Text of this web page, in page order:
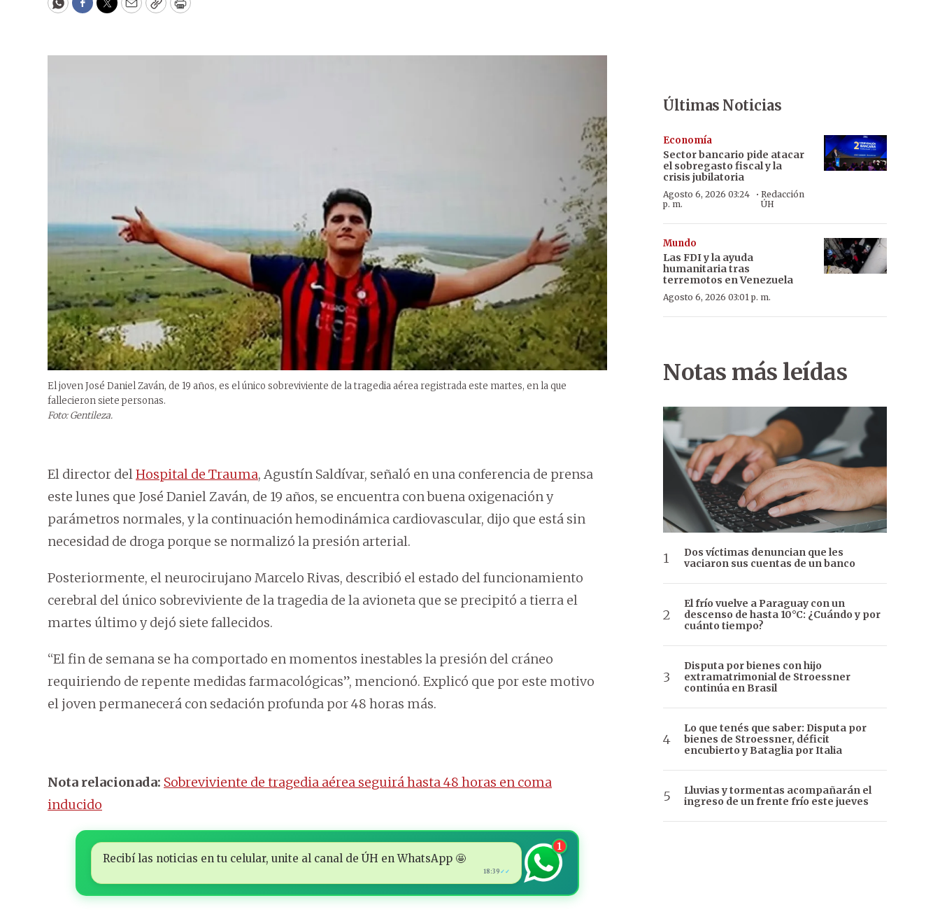
WhatsApp
Facebook
Twitter
EmailCopyPrint
El joven José Daniel Zaván, de 19 años, es el único sobreviviente de la tragedia aérea registrada este martes, en la que
fallecieron siete personas.
Foto: Gentileza.
El director delHospital de Trauma, Agustín Saldívar, señaló en una conferencia de prensa
este lunes que José Daniel Zaván, de 19 años, se encuentra con buena oxigenación y
parámetros normales, y la continuación hemodinámica cardiovascular, dijo que está sin
necesidad de droga porque se normalizó la presión arterial.
Posteriormente, el neurocirujano Marcelo Rivas, describió el estado del funcionamiento
cerebral del único sobreviviente de la tragedia de la avioneta que se precipitó a tierra el
martes último y dejó siete fallecidos.
“El fin de semana se ha comportado en momentos inestables la presión del cráneo
requiriendo de repente medidas farmacológicas”, mencionó. Explicó que por este motivo
el joven permanecerá con sedación profunda por 48 horas más.
Nota relacionada: Sobreviviente de tragedia aérea seguirá hasta 48 horas en coma
inducido
Recibí las noticias en tu celular, unite al canal de ÚH en WhatsApp 🤩
18:39 ✓✓
1
Últimas Noticias
Economía
Sector bancario pide atacar
el sobregasto fiscal y la
crisis jubilatoria
Agosto 6, 2026 03:24
p. m.
· Redacción
ÚH
Mundo
Las FDI y la ayuda
humanitaria tras
terremotos en Venezuela
Agosto 6, 2026 03:01 p. m.
Notas más leídas
Dos víctimas denuncian que les
vaciaron sus cuentas de un banco
El frío vuelve a Paraguay con un
descenso de hasta 10°C: ¿Cuándo y por
cuánto tiempo?
Disputa por bienes con hijo
extramatrimonial de Stroessner
continúa en Brasil
Lo que tenés que saber: Disputa por
bienes de Stroessner, déficit
encubierto y Bataglia por Italia
Lluvias y tormentas acompañarán el
ingreso de un frente frío este jueves